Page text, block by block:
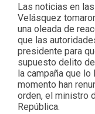
Las noticias en
Velásquez
una oleada de
que las
presidente para
supuesto delito
la campaña que
momento han
orden, el ministro
República.